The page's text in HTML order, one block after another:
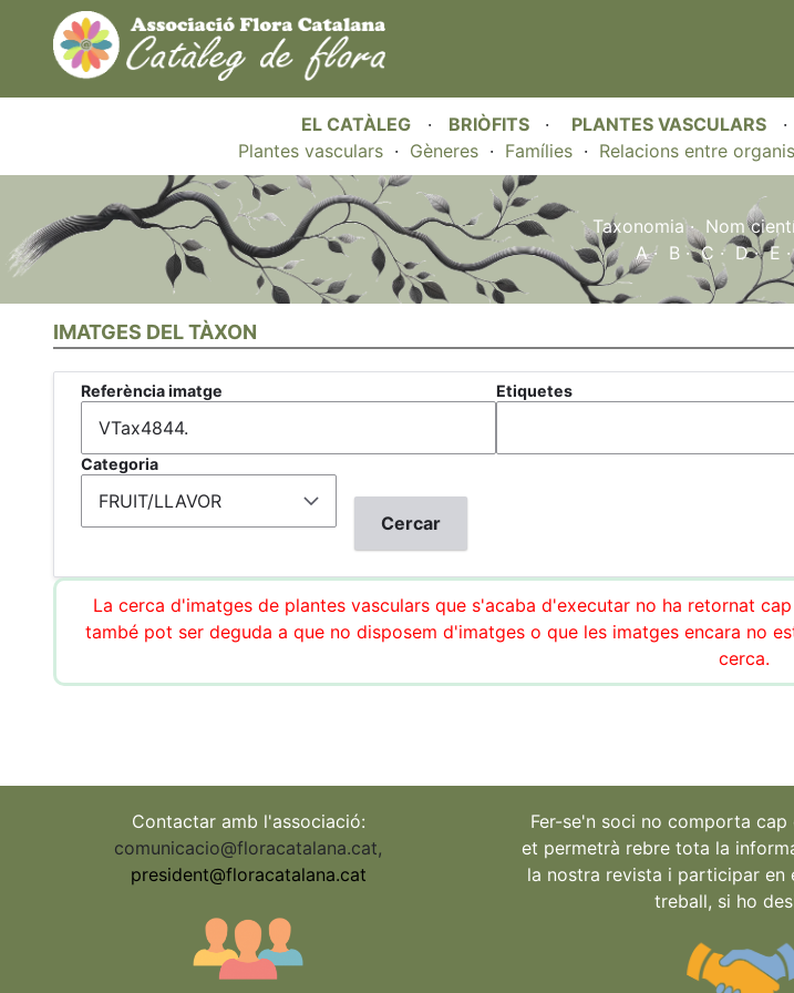
EL CATÀLEG · BRIÒFITS · PLANTES VASCULARS ·
Plantes vasculars· Gèneres· Famílies· Relacions entre
Taxonomia· Nom
A· B ·C ·D·E
IMATGES DEL TÀXON
Referència imatge Etiquetes
Categoria
La cerca d'imatges de plantes vasculars que s'acaba d'executar no ha retornat
també pot ser deguda a que no disposem d'imatges o que les imatges encara no
cerca.
Contactar amb l'associació:
comunicacio@floracatalana.cat,
president@floracatalana.cat
Fer-se'n soci no comporta
et permetrà rebre tota la
la nostra revista i participar en
treball, si ho